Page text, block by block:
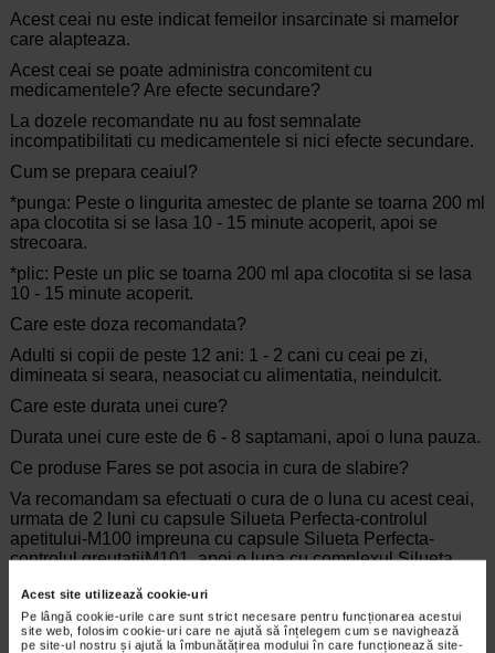
Acest site utilizează cookie-uri
Pe lângă cookie-urile care sunt strict necesare pentru funcționarea acestui
site web, folosim cookie-uri care ne ajută să înțelegem cum se navighează
pe site-ul nostru și ajută la îmbunătățirea modului în care funcționează site-
Acest ceai nu este indicat femeilor insarcinate si mamelor
care alapteaza.
Acest ceai se poate administra concomitent cu
medicamentele? Are efecte secundare?
La dozele recomandate nu au fost semnalate
incompatibilitati cu medicamentele si nici efecte secundare.
Cum se prepara ceaiul?
*punga: Peste o lingurita amestec de plante se toarna 200 ml
apa clocotita si se lasa 10 - 15 minute acoperit, apoi se
strecoara.
*plic: Peste un plic se toarna 200 ml apa clocotita si se lasa
10 - 15 minute acoperit.
Care este doza recomandata?
Adulti si copii de peste 12 ani: 1 - 2 cani cu ceai pe zi,
dimineata si seara, neasociat cu alimentatia, neindulcit.
Care este durata unei cure?
Durata unei cure este de 6 - 8 saptamani, apoi o luna pauza.
Ce produse Fares se pot asocia in cura de slabire?
Va recomandam sa efectuati o cura de o luna cu acest ceai,
urmata de 2 luni cu capsule Silueta Perfecta-controlul
apetitului-M100 impreuna cu capsule Silueta Perfecta-
controlul greutatiiM101, apoi o luna cu complexul Silueta
Sfaturi practice de dieta si stil de viata:
In timpul curei de slabire va recomandam sa evitati